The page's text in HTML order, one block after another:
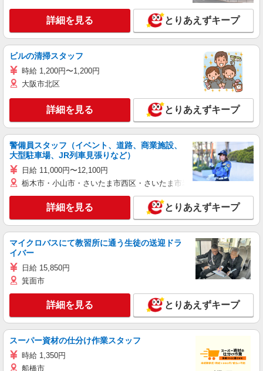
詳細を見る とりあえずキープ
ビルの清掃スタッフ
時給 1,200円〜1,200円
大阪市北区
詳細を見る とりあえずキープ
警備員スタッフ（イベント、道路、商業施設、
大型駐車場、JR列車見張りなど）
日給 11,000円〜12,100円
栃木市・小山市・さいたま市西区・さいたま市岩槻区・久喜市・蓮田
詳細を見る とりあえずキープ
マイクロバスにて教習所に通う生徒の送迎ドラ
イバー
日給 15,850円
箕面市
詳細を見る とりあえずキープ
スーパー資材の仕分け作業スタッフ
時給 1,350円
船橋市